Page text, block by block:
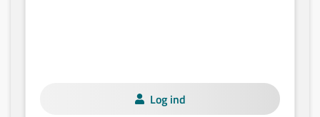
Log ind